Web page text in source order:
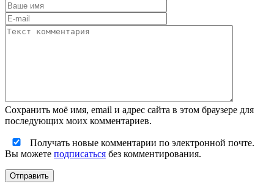
Сохранить моё имя, email и адрес сайта в этом браузере для
последующих моих комментариев.
Получать новые комментарии по электронной почте.
Вы можете подписаться без комментирования.